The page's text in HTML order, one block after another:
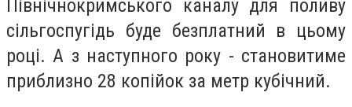
Північнокримського каналу для поливу
сільгоспугідь буде безплатний в цьому
році. А з наступного року - становитиме
приблизно 28 копійок за метр кубічний.